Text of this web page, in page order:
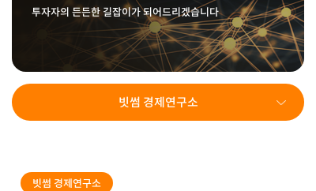
투자자의 든든한 길잡이가 되어드리겠습니다
빗썸 경제연구소
빗썸 경제연구소